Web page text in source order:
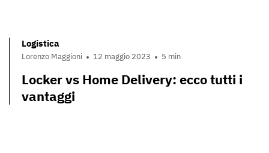
Logistica
Lorenzo Maggioni 12 maggio 2023 5 min
Locker vs Home Delivery: ecco tutti i
vantaggi